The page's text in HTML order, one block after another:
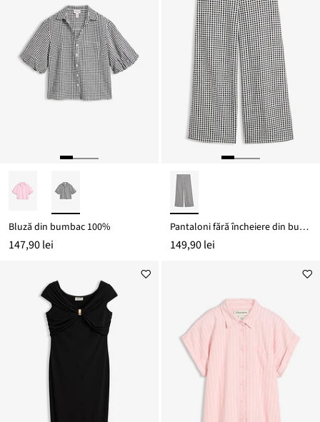
Bluză din bumbac 100%
147,90 lei
Pantaloni fără încheiere din bumbac 100% model seersucker
149,90 lei